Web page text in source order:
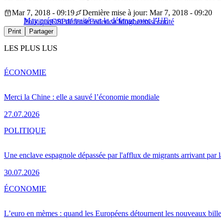
May prépare un traité sur la défense avec l’UE
Mar 7, 2018 - 09:19
Dernière mise à jour: Mar 7, 2018 - 09:20
PolitiqueCSPdéfenseFederica Mogherinisécurité
Print Partager
LES PLUS LUS
Merci la Chine : elle a sauvé l’économie mondiale
27.07.2026
ÉCONOMIE
Une enclave espagnole dépassée par l'afflux de migrants arrivant par
30.07.2026
POLITIQUE
L’euro en mèmes : quand les Européens détournent les nouveaux
ÉCONOMIE